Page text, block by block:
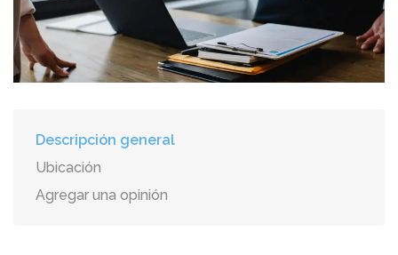
Descripción general
Ubicación
Agregar una opinión